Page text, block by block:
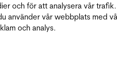
och för att analysera vår
använder vår webbplats med
och analys.